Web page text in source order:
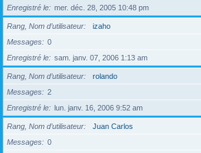
Enregistré le
mer. déc. 28, 2005 10:48 pm
Rang, Nom d’utilisateur
izaho
Messages
0
Enregistré le
sam. janv. 07, 2006 1:13 am
Rang, Nom d’utilisateur
rolando
Messages
2
Enregistré le
lun. janv. 16, 2006 9:52 am
Rang, Nom d’utilisateur
Juan Carlos
Messages
0